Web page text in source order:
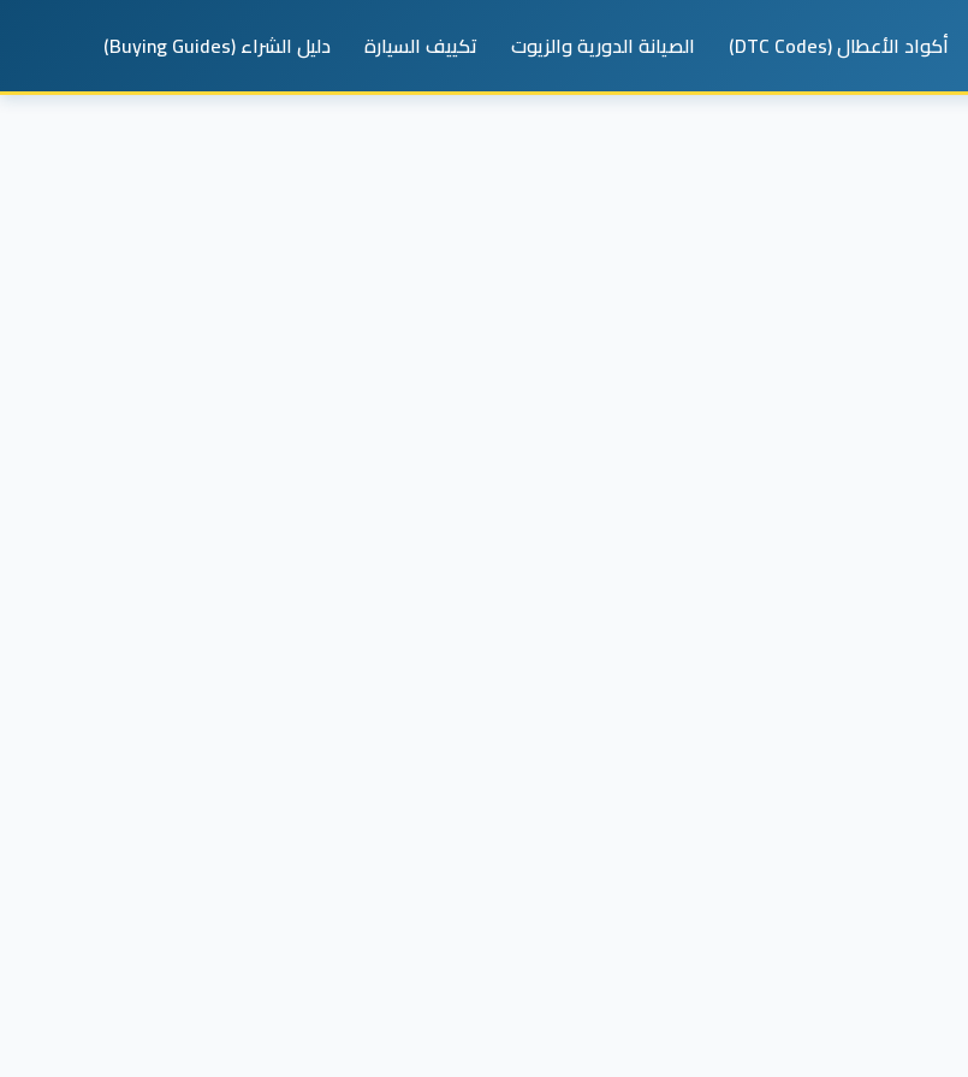
أكواد الأعطال (DTC Codes) الصيانة الدورية والزيوت تكييف السيارة دليل الشراء (Buying Guides)